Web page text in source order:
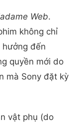
Web.
không chỉ
hưởng đến
quyền mới do
mà Sony đặt kỳ
vật phụ (do